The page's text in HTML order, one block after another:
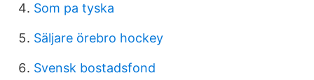
Som pa tyska
Säljare örebro hockey
Svensk bostadsfond